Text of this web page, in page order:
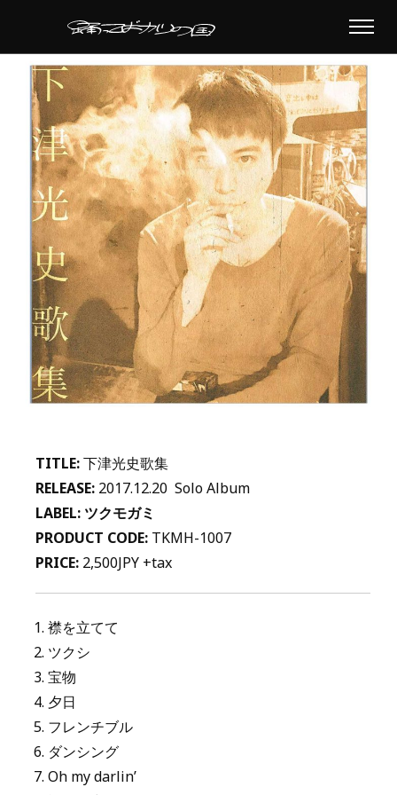
TITLE:下津光史歌集
RELEASE: 2017.12.20 Solo Album
LABEL: ツクモガミ
PRODUCT CODE: TKMH-1007
PRICE: 2,500JPY +tax
襟を立てて
ツクシ
宝物
夕日
フレンチブル
ダンシング
Oh my darlin’